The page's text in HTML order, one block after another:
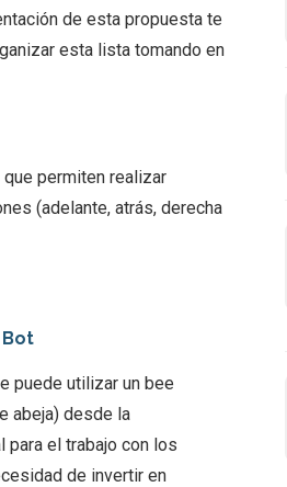
de esta propuesta te
esta lista tomando en
permiten realizar
(adelante, atrás, derecha
puede utilizar un bee
abeja) desde la
para el trabajo con los
de invertir en